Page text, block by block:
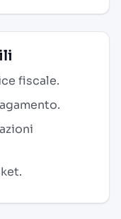
fiscale.